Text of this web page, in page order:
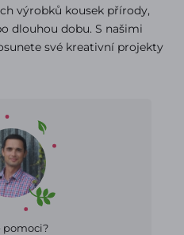
výrobků kousek přírody,
dlouhou dobu. S našimi
své kreativní projekty
pomoci?